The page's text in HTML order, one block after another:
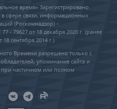
время» Зарегистрировано
сфере связи, информационных
(Роскомнадзор) –
- 79627 от 18 декабря 2020 г. (ранее
сентября 2014 г.)
Времени разрешено только с
упоминание сайта и
при частичном или полном